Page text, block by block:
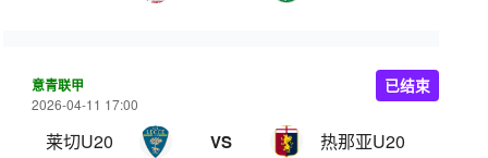
意青联甲
2026-04-11 17:00
莱切U20 VS 热那亚U20
已结束